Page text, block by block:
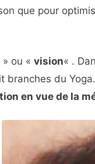
que pour
» ou « vision« .
branches du
en vue de la